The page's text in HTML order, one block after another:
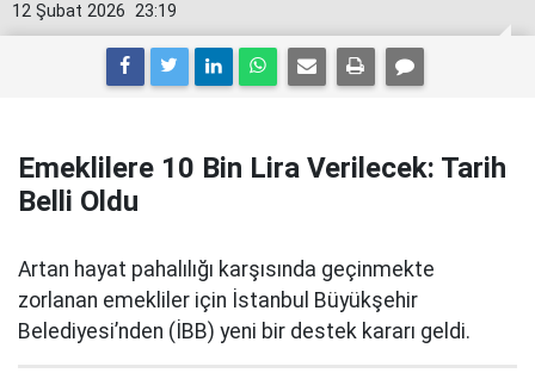
23:19
12 Şubat 2026
Emeklilere 10 Bin Lira Verilecek: Tarih
Belli Oldu
Artan hayat pahalılığı karşısında geçinmekte
zorlanan emekliler için İstanbul Büyükşehir
Belediyesi’nden (İBB) yeni bir destek kararı geldi.